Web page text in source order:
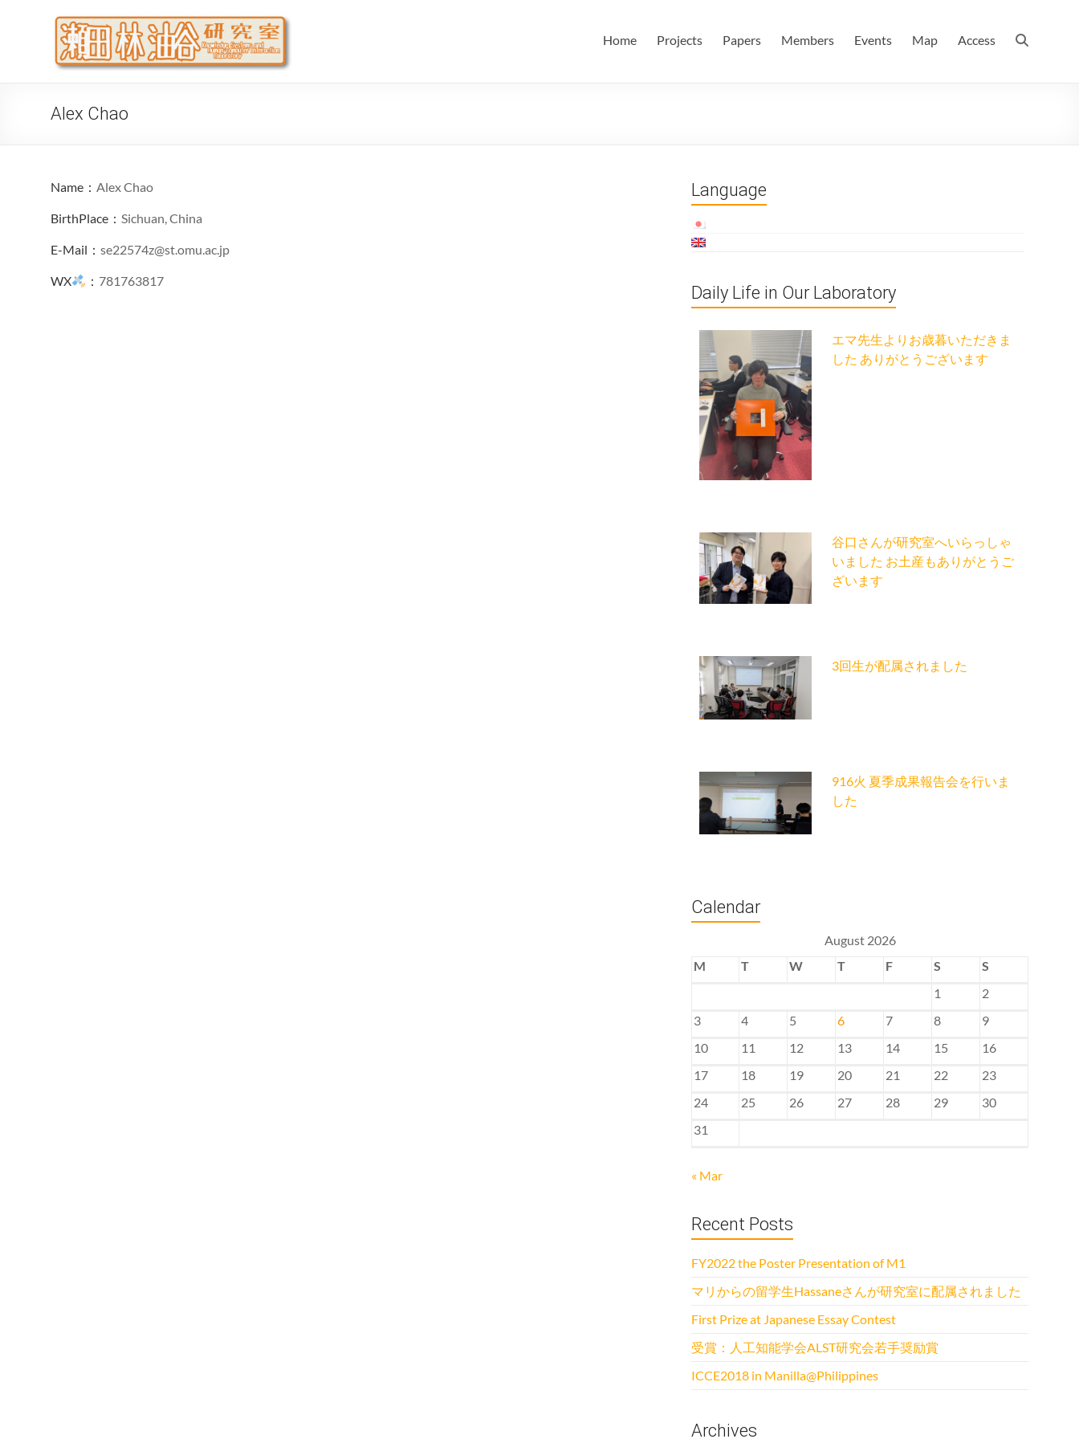
代システム科学域 知識情報システム学類 瀬田研究室
Home Projects Papers Members Events Map Access
Alex Chao
Name： Alex Chao
BirthPlace： Sichuan, China
E-Mail： se22574z@st.omu.ac.jp
WX ： 781763817
Language
Daily Life in Our Laboratory
エマ先生よりお歳暮いただきま
した ありがとうございます
谷口さんが研究室へいらっしゃ
いました お土産もありがとうご
ざいます
3回生が配属されました
916火 夏季成果報告会を行いま
した
Calendar
August 2026
M
T W T F S
S
1
2
3
4 5 6 7 8
9
10
11 12 13 14 15
16
17
18 19 20 21 22
23
24
25 26 27 28 29
30
31
« Mar
Recent Posts
FY2022 the Poster Presentation of M1
マリからの留学生Hassaneさんが研究室に配属されました
First Prize at Japanese Essay Contest
受賞：人工知能学会ALST研究会若手奨励賞
ICCE2018 in Manilla@Philippines
Archives